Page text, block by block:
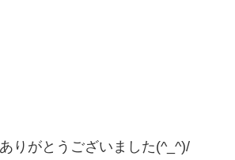
りがとうございました(^_^)/